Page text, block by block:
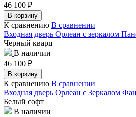
46 100 ₽
В корзину
К сравнению В сравнении
Входная дверь Орлеан с зеркалом
Черный кварц
В наличии
46 100 ₽
В корзину
К сравнению В сравнении
Входная дверь Орлеан с Зеркалом
Белый софт
В наличии